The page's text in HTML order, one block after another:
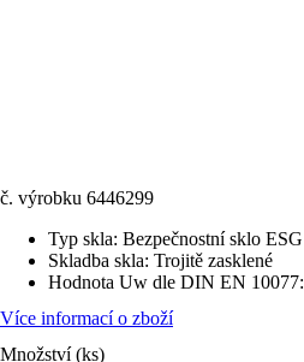
č. výrobku 6446299
Typ skla: Bezpečnostní sklo ESG
Skladba skla: Trojitě zasklené
Hodnota Uw dle DIN EN 10077:
Více informací o zboží
Množství (ks)